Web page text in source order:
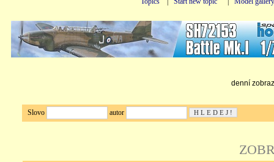
denní
Slovo autor